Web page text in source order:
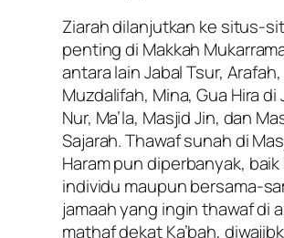
Ziarah dilanjutkan ke situs-
penting di Makkah
antara lain Jabal Tsur, Arafah,
Muzdalifah, Mina, Gua Hira di
Nur, Ma’la, Masjid Jin, dan
Sajarah. Thawaf sunah di
Haram pun diperbanyak,
individu maupun bersama-
jamaah yang ingin thawaf di
mathaf dekat Ka’bah,